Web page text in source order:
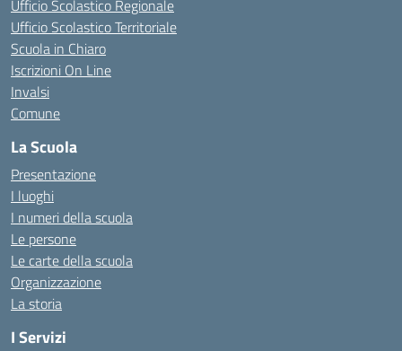
Ufficio Scolastico Regionale
Ufficio Scolastico Territoriale
Scuola in Chiaro
Iscrizioni On Line
Invalsi
Comune
La Scuola
Presentazione
I luoghi
I numeri della scuola
Le persone
Le carte della scuola
Organizzazione
La storia
I Servizi